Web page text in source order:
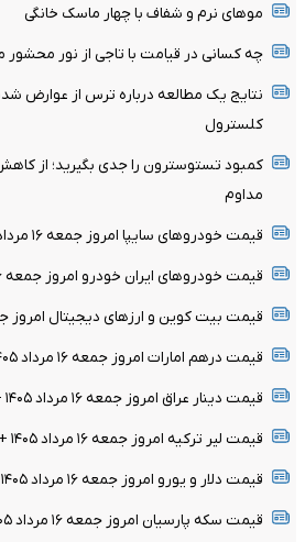
موهای نرم و شفاف با چهار ماسک خانگی
چه کسانی در قیامت با تاجی از نور
نتایج یک مطالعه درباره ترس از عوارض
کلسترول
کمبود تستوسترون را جدی بگیرید؛ از
مداوم
قیمت خودرو‌های سایپا امروز جمعه ۱۶ مرداد ۱۴۰۵ + جدول
قیمت خودرو‌های ایران خودرو امروز جمعه ۱۶ مرداد ۱۴۰۵ + جدول
قیمت بیت کوین و ارز‌های دیجیتال امروز جمعه ۱۶ مرداد ۱۴۰۵
قیمت درهم امارات امروز جمعه ۱۶ مرداد ۱۴۰۵ + جدول
قیمت دینار عراق امروز جمعه ۱۶ مرداد ۱۴۰۵ + جدول
قیمت لیر ترکیه امروز جمعه ۱۶ مرداد ۱۴۰۵ + جدول
قیمت دلار و یورو امروز جمعه ۱۶ مرداد ۱۴۰۵ + جدول
قیمت سکه پارسیان امروز جمعه ۱۶ مرداد ۱۴۰۵ + جدول